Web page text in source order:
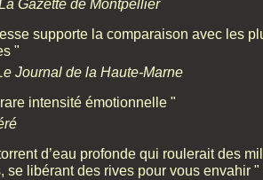
Gazette de Montpellier
supporte la comparaison avec les
"
Journal de la Haute-Marne
intensité émotionnelle "
d’eau profonde qui roulerait des
se libérant des rives pour vous envahir "